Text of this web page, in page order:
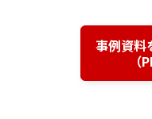
事例資料
（